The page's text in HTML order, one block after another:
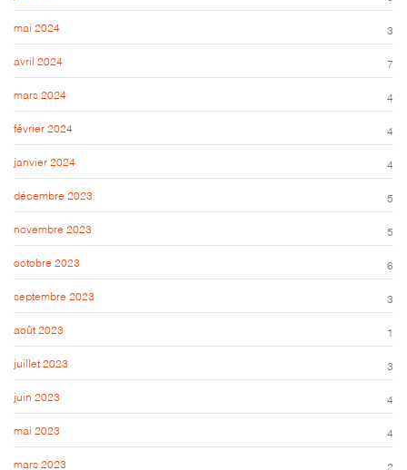
mai 2024 3
avril 2024 7
mars 2024 4
février 2024 4
janvier 2024 4
décembre 2023 5
novembre 2023 5
octobre 2023 6
septembre 2023 3
août 2023 1
juillet 2023 3
juin 2023 4
mai 2023 4
mars 2023 2